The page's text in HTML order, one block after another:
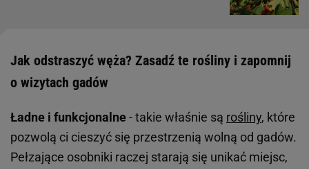
Jak odstraszyć węża? Zasadź te rośliny i zapomnij
o wizytach gadów
Ładne i funkcjonalne- takie właśnie są rośliny, które
pozwolą ci cieszyć się przestrzenią wolną od gadów.
Pełzające osobniki raczej starają się unikać miejsc,